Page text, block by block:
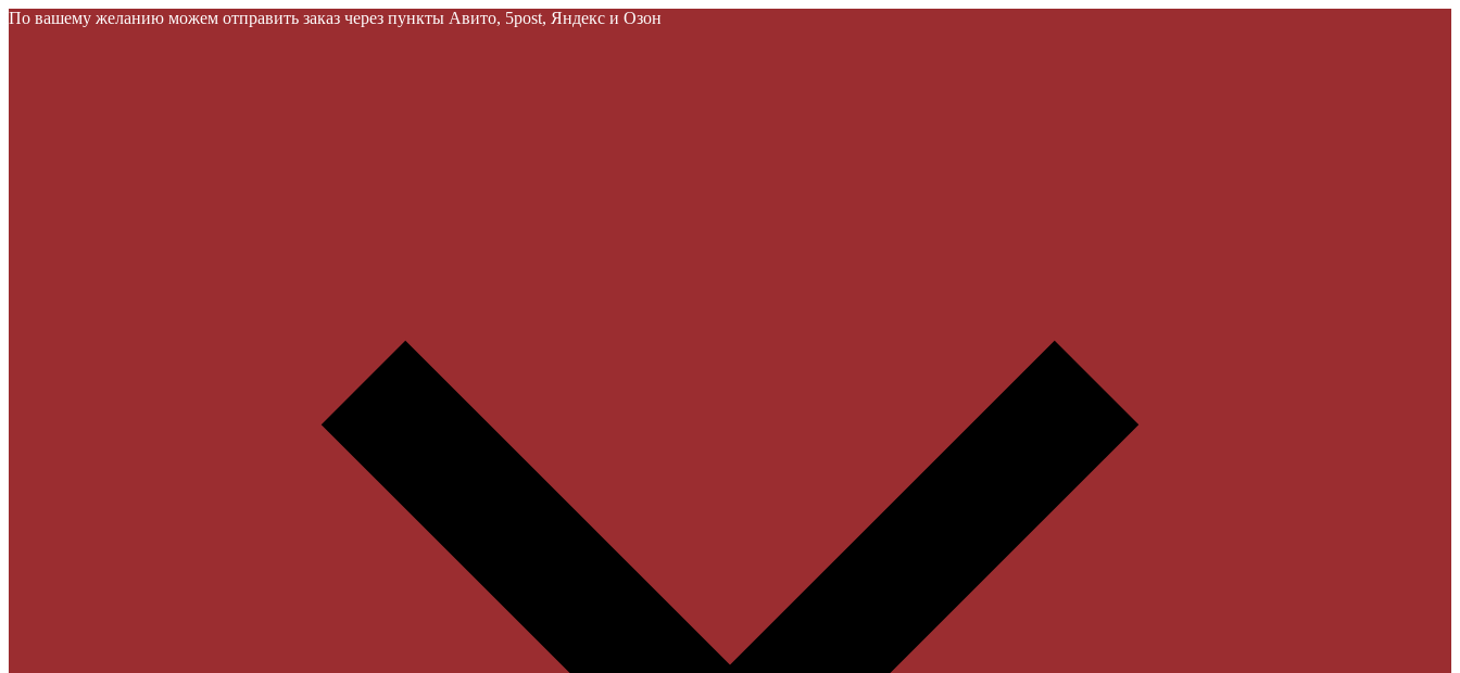
По вашему желанию можем отправить заказ через пункты Авито, 5post, Яндекс и Озон